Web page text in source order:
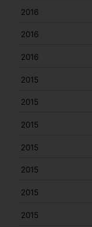
2016
2016
2016
2015
2015
2015
2015
2015
2015
2015